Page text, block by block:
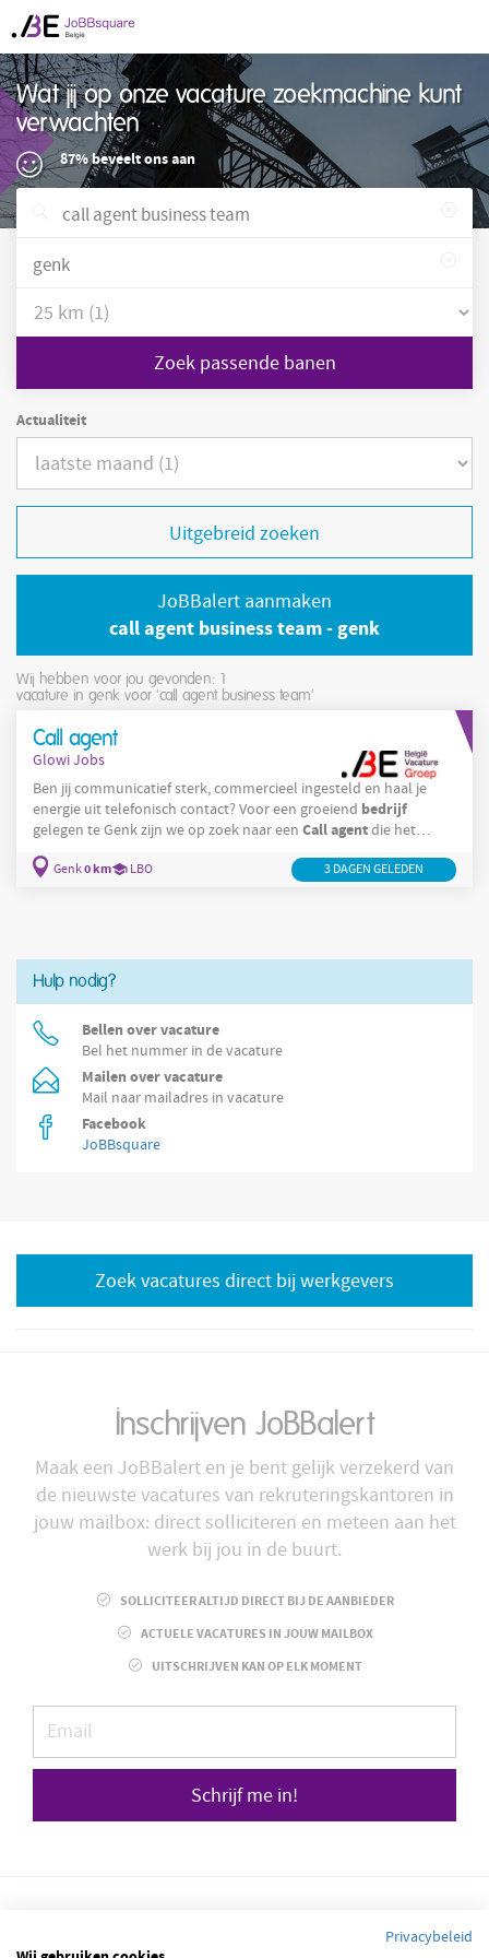
Wat jij op onze vacature zoekmachine kunt
verwachten
87% beveelt ons aan
Zoek passende banen
Actualiteit
Uitgebreid zoeken
JoBBalert aanmaken
call agent business team - genk
Wij hebben voor jou gevonden: 1
vacature in genk voor 'call agent business team'
Call agent
Glowi Jobs
Ben jij communicatief sterk, commercieel ingesteld en haal je
energie uit telefonisch contact? Voor een groeiend bedrijf
gelegen te Genk zijn we op zoek naar een Callagentdie het
commerciële
plannen. Jouw taken Actief contacteren van potentiële klanten
Genk0 km LBO 3 DAGEN GELEDEN
Hulp nodig?
Bellen over vacature
Bel het nummer in de vacature
Mailen over vacature
Mail naar mailadres in vacature
Facebook
JoBBsquare
Zoek vacatures direct bij werkgevers
Inschrijven JoBBalert
Maak een JoBBalert en je bent gelijk verzekerd van
de nieuwste vacatures van rekruteringskantoren in
jouw mailbox: direct solliciteren en meteen aan het
werk bij jou in de buurt.
SOLLICITEER ALTIJD DIRECT BIJ DE AANBIEDER
ACTUELE VACATURES IN JOUW MAILBOX
UITSCHRIJVEN KAN OP ELK MOMENT
Schrijf me in!
Privacybeleid